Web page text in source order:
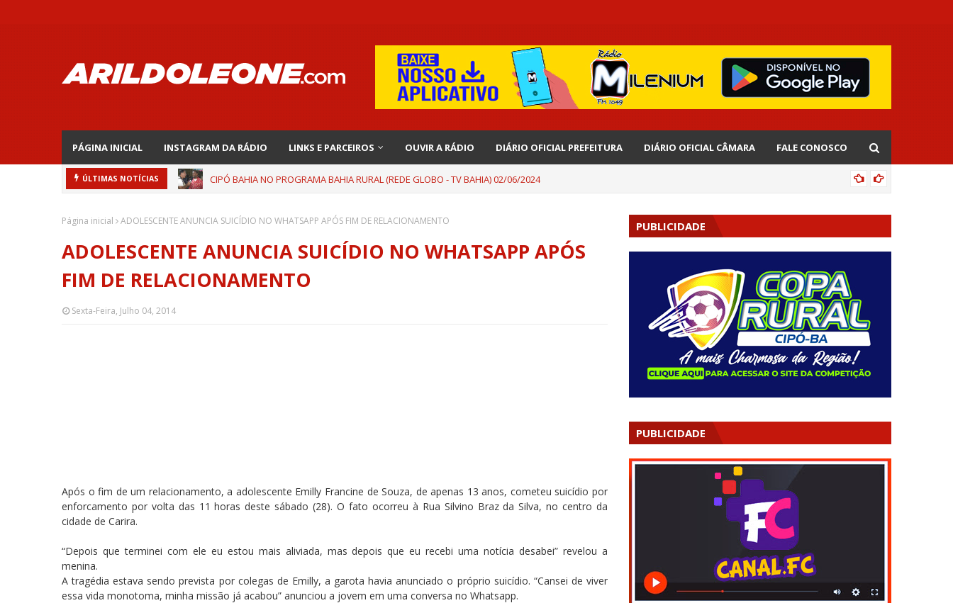
PÁGINA INICIAL INSTAGRAM DA RÁDIO LINKS E PARCEIROS OUVIR A RÁDIO DIÁRIO OFICIAL PREFEITURA DIÁRIO OFICIAL CÂMARA FALE CONOSCO
ÚLTIMAS NOTÍCIAS CIPÓ BAHIA NO PROGRAMA BAHIA RURAL (REDE GLOBO - TV BAHIA) 02/06/2024
Página inicial ADOLESCENTE ANUNCIA SUICÍDIO NO WHATSAPP APÓS FIM DE RELACIONAMENTO
ADOLESCENTE ANUNCIA SUICÍDIO NO WHATSAPP APÓS
FIM DE RELACIONAMENTO
Sexta-Feira, Julho 04, 2014
Após o fim de um relacionamento, a adolescente Emilly Francine de Souza, de apenas 13 anos, cometeu suicídio por
enforcamento por volta das 11 horas deste sábado (28). O fato ocorreu à Rua Silvino Braz da Silva, no centro da
cidade de Carira.
“Depois que terminei com ele eu estou mais aliviada, mas depois que eu recebi uma notícia desabei” revelou a
menina.
A tragédia estava sendo prevista por colegas de Emilly, a garota havia anunciado o próprio suicídio. “Cansei de viver
essa vida monotoma, minha missão já acabou” anunciou a jovem em uma conversa no Whatsapp.
PUBLICIDADE
PUBLICIDADE